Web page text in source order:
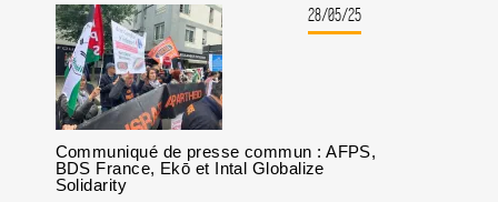
28/05/25
Communiqué de presse commun : AFPS,
BDS France, Ekō et Intal Globalize
Solidarity